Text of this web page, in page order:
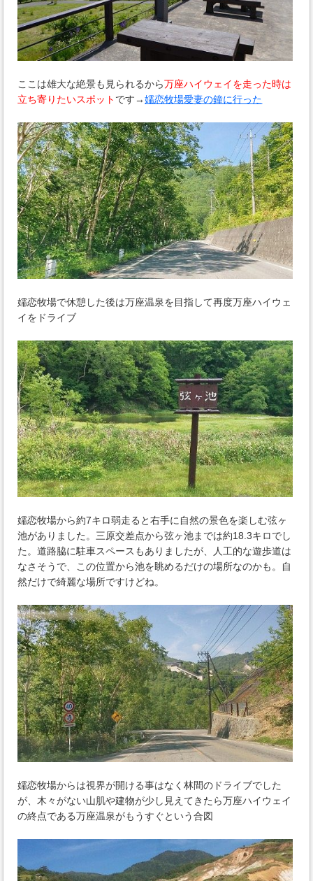
ここは雄大な絶景も見られるから万座ハイウェイを走った時は
立ち寄りたいスポット です→嬬恋牧場愛妻の鐘に行った
嬬恋牧場で休憩した後は万座温泉を目指して再度万座ハイウェ
イをドライブ
嬬恋牧場から約7キロ弱走ると右手に自然の景色を楽しむ弦ヶ
池がありました。三原交差点から弦ヶ池までは約18.3キロでし
た。道路脇に駐車スペースもありましたが、人工的な遊歩道は
なさそうで、この位置から池を眺めるだけの場所なのかも。自
然だけで綺麗な場所ですけどね。
嬬恋牧場からは視界が開ける事はなく林間のドライブでした
が、木々がない山肌や建物が少し見えてきたら万座ハイウェイ
の終点である万座温泉がもうすぐという合図